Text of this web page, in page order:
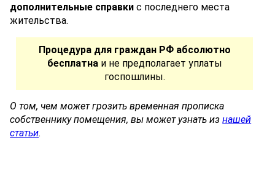
дополнительные справки с последнего места
жительства.
Процедура для граждан РФ абсолютно
бесплатнаи не предполагает уплаты
госпошлины.
О том, чем может грозить временная прописка
собственнику помещения, вы может узнать изнашей
статьи.